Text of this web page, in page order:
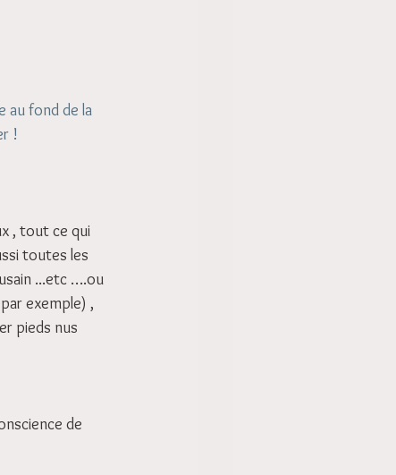
au fond de la
!
, tout ce qui
toutes les
...etc ….ou
exemple) ,
pieds nus
de